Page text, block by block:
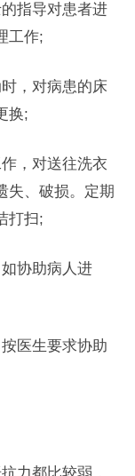
指导对患者进
工作;
，对病患的床
换;
，对送往洗衣
失、破损。定期
打扫;
协助病人进
医生要求协助
力都比较弱，